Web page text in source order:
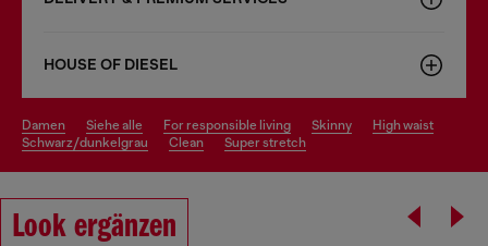
HOUSE OF DIESEL
damen siehe alle for responsible living skinny
high waist
schwarz/dunkelgrau
clean super stretch
Look ergänzen